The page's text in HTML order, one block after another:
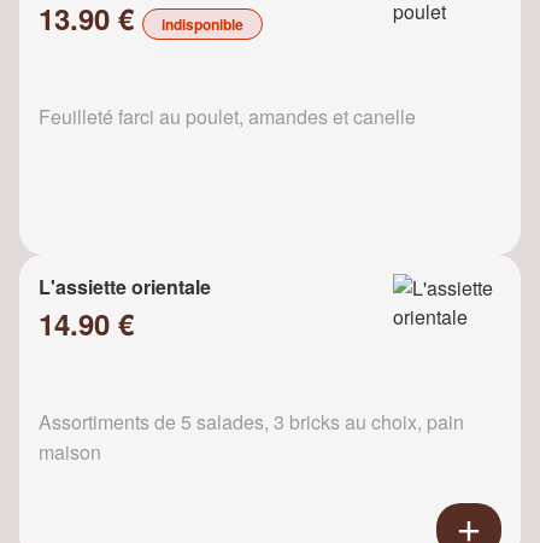
13.90 € indisponible
Feuilleté farci au poulet, amandes et canelle
L'assiette orientale
14.90 €
Assortiments de 5 salades, 3 bricks au choix, pain
maison